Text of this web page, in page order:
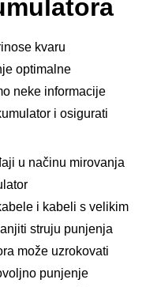
kvaru
optimalne
neke informacije
i osigurati
u načinu mirovanja
i kabeli s velikim
struju punjenja
može uzrokovati
punjenje